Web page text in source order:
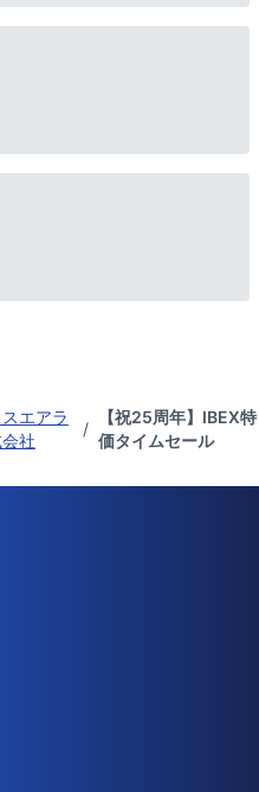
エアラ
社
/
【祝25周年】IBEX特
価タイムセール